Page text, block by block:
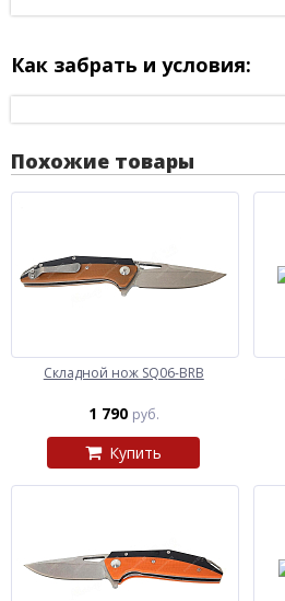
Как забрать и условия:
Похожие товары
Складной нож SQ06-BRB
1 790 руб.
Купить